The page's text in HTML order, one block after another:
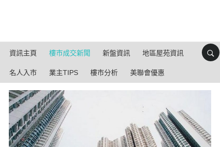
資訊主頁 樓市成交新聞 新盤資訊 地區屋苑資訊
名人入市 業主TIPS 樓市分析 美聯會優惠